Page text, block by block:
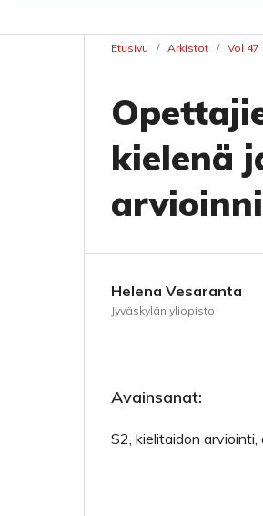
Etusivu / Arkistot / Vol
kielenä
Helena Vesaranta
Jyväskylän yliopisto
Avainsanat:
S2, kielitaidon arviointi,